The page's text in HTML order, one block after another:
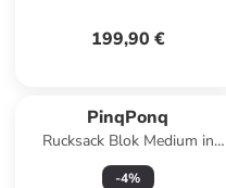
199,90 €
PinqPonq
Rucksack Blok Medium in
Crinkle Fuchsia
-4%